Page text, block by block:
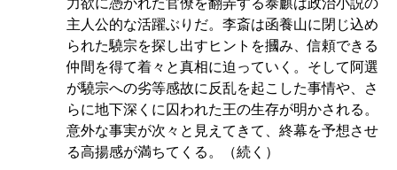
力欲に憑かれた官僚を翻弄する泰麒は政治小説の
主人公的な活躍ぶりだ。李斎は函養山に閉じ込め
られた驍宗を探し出すヒントを摑み、信頼できる
仲間を得て着々と真相に迫っていく。そして阿選
が驍宗への劣等感故に反乱を起こした事情や、さ
らに地下深くに囚われた王の生存が明かされる。
意外な事実が次々と見えてきて、終幕を予想させ
る高揚感が満ちてくる。（続く）